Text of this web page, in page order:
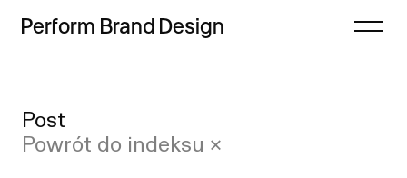
Perform Brand Design
Projekty
Post
Powrót do indeksu ×